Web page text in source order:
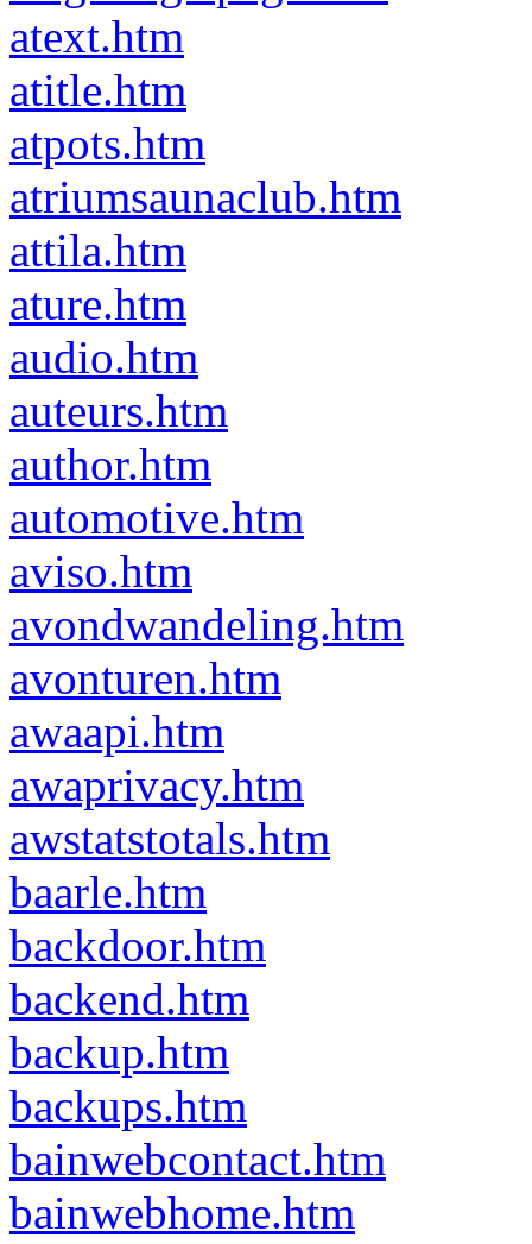
atext.htm
atitle.htm
atpots.htm
atriumsaunaclub.htm
attila.htm
ature.htm
audio.htm
auteurs.htm
author.htm
automotive.htm
aviso.htm
avondwandeling.htm
avonturen.htm
awaapi.htm
awaprivacy.htm
awstatstotals.htm
baarle.htm
backdoor.htm
backend.htm
backup.htm
backups.htm
bainwebcontact.htm
bainwebhome.htm